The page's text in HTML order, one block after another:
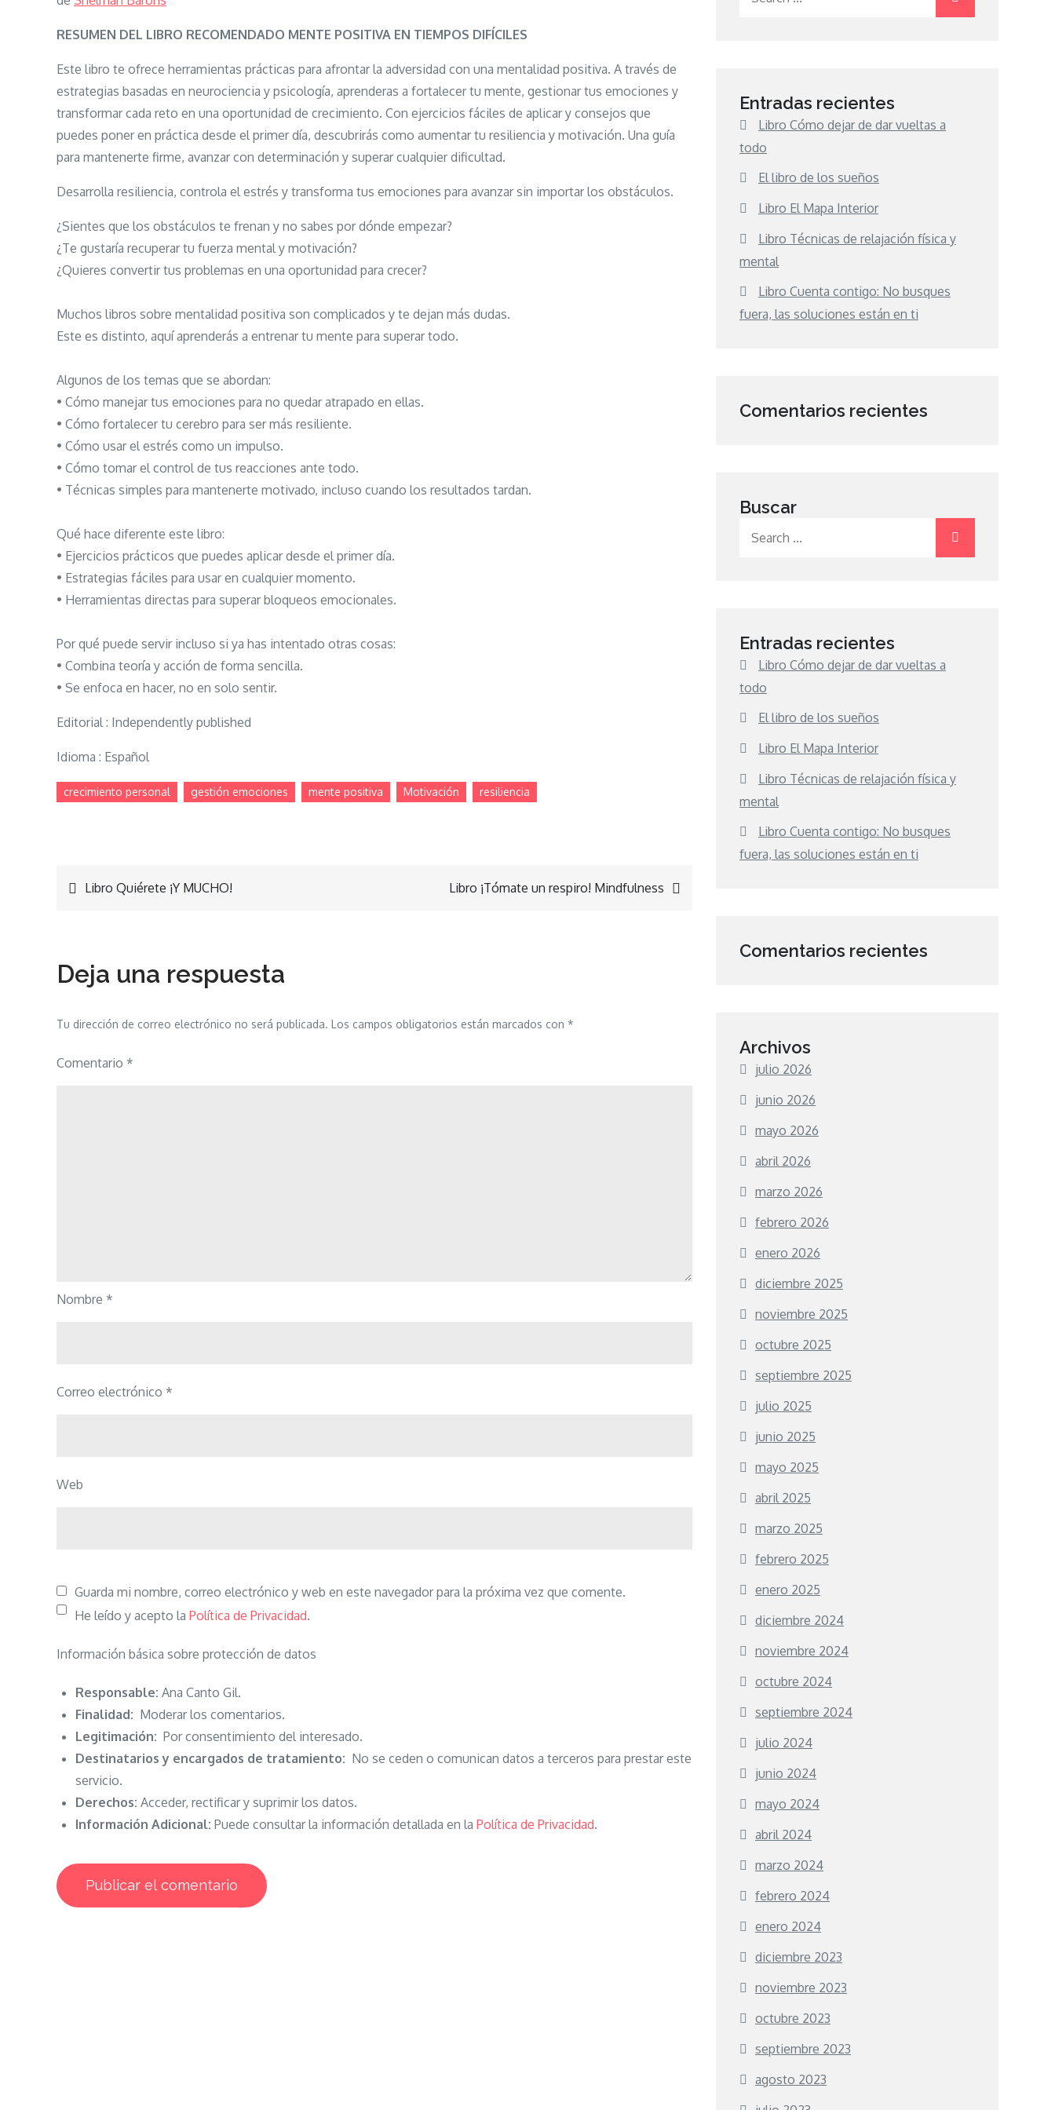
tiempos
difíciles
RESUMEN DEL LIBRO RECOMENDADO MENTE POSITIVA EN TIEMPOS DIFÍCILES
Este libro te ofrece herramientas prácticas para afrontar la adversidad con una mentalidad positiva. A través de
estrategias basadas en neurociencia y psicología, aprenderas a fortalecer tu mente, gestionar tus emociones y
transformar cada reto en una oportunidad de crecimiento. Con ejercicios fáciles de aplicar y consejos que
puedes poner en práctica desde el primer día, descubrirás como aumentar tu resiliencia y motivación. Una guía
para mantenerte firme, avanzar con determinación y superar cualquier dificultad.
Desarrolla resiliencia, controla el estrés y transforma tus emociones para avanzar sin importar los obstáculos.
¿Sientes que los obstáculos te frenan y no sabes por dónde empezar?
¿Te gustaría recuperar tu fuerza mental y motivación?
¿Quieres convertir tus problemas en una oportunidad para crecer?
Muchos libros sobre mentalidad positiva son complicados y te dejan más dudas.
Este es distinto, aquí aprenderás a entrenar tu mente para superar todo.
Algunos de los temas que se abordan:
• Cómo manejar tus emociones para no quedar atrapado en ellas.
• Cómo fortalecer tu cerebro para ser más resiliente.
• Cómo usar el estrés como un impulso.
• Cómo tomar el control de tus reacciones ante todo.
• Técnicas simples para mantenerte motivado, incluso cuando los resultados tardan.
Qué hace diferente este libro:
• Ejercicios prácticos que puedes aplicar desde el primer día.
• Estrategias fáciles para usar en cualquier momento.
• Herramientas directas para superar bloqueos emocionales.
Por qué puede servir incluso si ya has intentado otras cosas:
• Combina teoría y acción de forma sencilla.
• Se enfoca en hacer, no en solo sentir.
Editorial : Independently published
Idioma ‏: Español
crecimiento personal gestión emociones mente positiva Motivación resiliencia
Navegación
entradas
Libro Quiérete ¡Y MUCHO! Libro ¡Tómate un respiro! Mindfulness
Deja una respuesta
Tu dirección de correo electrónico no será publicada. Los campos obligatorios están marcados con *
Comentario *
Nombre *
Correo electrónico *
Web
Guarda mi nombre, correo electrónico y web en este navegador para la próxima vez que comente.
He leído y acepto la Política de Privacidad.
Información básica sobre protección de datos
Responsable: Ana Canto Gil.
Finalidad: Moderar los comentarios.
Legitimación: Por consentimiento del interesado.
Destinatarios y encargados de tratamiento: No se ceden o comunican datos a terceros para prestar este
servicio.
Derechos: Acceder, rectificar y suprimir los datos.
Información Adicional: Puede consultar la información detallada en la Política de Privacidad.
Entradas recientes
Libro Cómo dejar de dar vueltas a
todo
El libro de los sueños
Libro El Mapa Interior
Libro Técnicas de relajación física y
mental
Libro Cuenta contigo: No busques
fuera, las soluciones están en ti
Comentarios recientes
Buscar
Entradas recientes
Libro Cómo dejar de dar vueltas a
todo
El libro de los sueños
Libro El Mapa Interior
Libro Técnicas de relajación física y
mental
Libro Cuenta contigo: No busques
fuera, las soluciones están en ti
Comentarios recientes
Archivos
julio 2026
junio 2026
mayo 2026
abril 2026
marzo 2026
febrero 2026
enero 2026
diciembre 2025
noviembre 2025
octubre 2025
septiembre 2025
julio 2025
junio 2025
mayo 2025
abril 2025
marzo 2025
febrero 2025
enero 2025
diciembre 2024
noviembre 2024
octubre 2024
septiembre 2024
julio 2024
junio 2024
mayo 2024
abril 2024
marzo 2024
febrero 2024
enero 2024
diciembre 2023
noviembre 2023
octubre 2023
septiembre 2023
agosto 2023